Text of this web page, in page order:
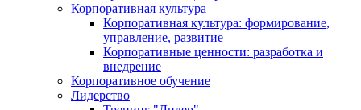
Корпоративная культура
Корпоративная культура: формирование,
управление, развитие
Корпоративные ценности: разработка и
внедрение
Корпоративное обучение
Лидерство